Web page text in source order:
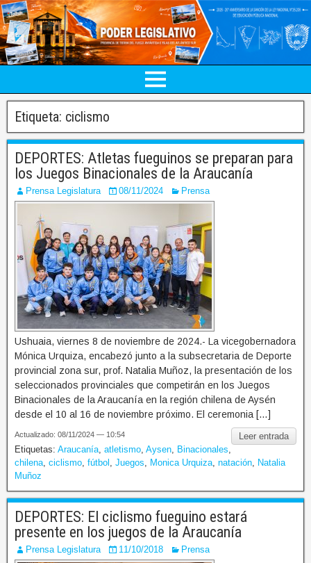
Etiqueta: ciclismo
DEPORTES: Atletas fueguinos se preparan para
los Juegos Binacionales de la Araucanía
Prensa Legislatura 08/11/2024 Prensa
Ushuaia, viernes 8 de noviembre de 2024.- La vicegobernadora
Mónica Urquiza, encabezó junto a la subsecretaria de Deporte
provincial zona sur, prof. Natalia Muñoz, la presentación de los
seleccionados provinciales que competirán en los Juegos
Binacionales de la Araucanía en la región chilena de Aysén
desde el 10 al 16 de noviembre próximo. El ceremonia […]
Leer entrada
Actualizado: 08/11/2024 — 10:54
Etiquetas: Araucanía atletismo Aysen Binacionales
chilena ciclismo fútbol Juegos Monica Urquiza natación
Natalia
Muñoz
DEPORTES: El ciclismo fueguino estará
presente en los juegos de la Araucanía
Prensa Legislatura 11/10/2018 Prensa